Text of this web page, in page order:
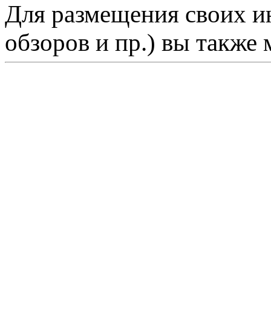
Для размещения своих
обзоров и пр.) вы также